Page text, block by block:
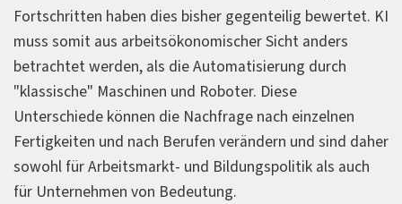
Fortschritten haben dies bisher gegenteilig bewertet. KI
muss somit aus arbeitsökonomischer Sicht anders
betrachtet werden, als die Automatisierung durch
"klassische" Maschinen und Roboter. Diese
Unterschiede können die Nachfrage nach einzelnen
Fertigkeiten und nach Berufen verändern und sind daher
sowohl für Arbeitsmarkt- und Bildungspolitik als auch
für Unternehmen von Bedeutung.